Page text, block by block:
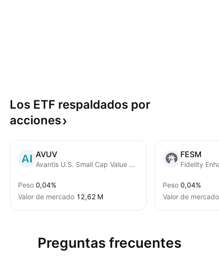
Los ETF respaldados por
acciones
AVUV
Avantis U.S. Small Cap Value ETF
Peso 0,04%
Valor de mercado ‪12,62 M‬
FESM
Peso 0,04%
Valor de mercado
Preguntas frecuentes